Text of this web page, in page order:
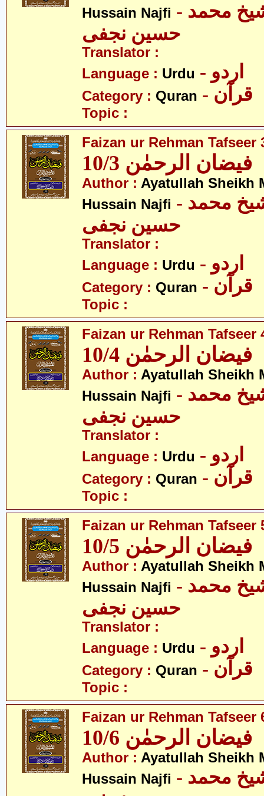
Hussain Najfi - آیت اللہ شیخ محمد
حسین نجفی
Translator :
Language : Urdu - اردو
Category : Quran - قرآن
Topic :
Faizan ur Rehman Tafseer
فیضان الرحمٰن 10/3
Author : Ayatullah Sheikh
Hussain Najfi - آیت اللہ شیخ محمد
حسین نجفی
Translator :
Language : Urdu - اردو
Category : Quran - قرآن
Topic :
Faizan ur Rehman Tafseer
فیضان الرحمٰن 10/4
Author : Ayatullah Sheikh
Hussain Najfi - آیت اللہ شیخ محمد
حسین نجفی
Translator :
Language : Urdu - اردو
Category : Quran - قرآن
Topic :
Faizan ur Rehman Tafseer
فیضان الرحمٰن 10/5
Author : Ayatullah Sheikh
Hussain Najfi - آیت اللہ شیخ محمد
حسین نجفی
Translator :
Language : Urdu - اردو
Category : Quran - قرآن
Topic :
Faizan ur Rehman Tafseer
فیضان الرحمٰن 10/6
Author : Ayatullah Sheikh
Hussain Najfi - آیت اللہ شیخ محمد